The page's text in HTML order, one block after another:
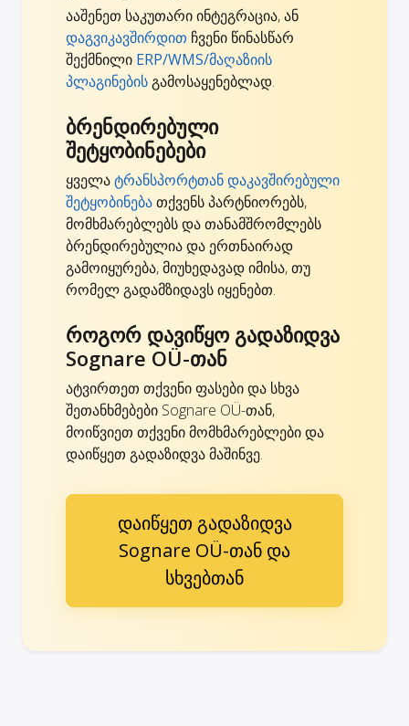
ააშენეთ საკუთარი ინტეგრაცია, ან
დაგვიკავშირდით ჩვენი წინასწარ
შექმნილი ERP/WMS/მაღაზიის
პლაგინებისგამოსაყენებლად.
ბრენდირებული
შეტყობინებები
ყველატრანსპორტთან დაკავშირებული
შეტყობინებათქვენს პარტნიორებს,
მომხმარებლებს და თანამშრომლებს
ბრენდირებულია და ერთნაირად
გამოიყურება, მიუხედავად იმისა, თუ
რომელ გადამზიდავს იყენებთ.
როგორ დავიწყო გადაზიდვა
Sognare OÜ-თან
ატვირთეთ თქვენი ფასები და სხვა
შეთანხმებები Sognare OÜ-თან,
მოიწვიეთ თქვენი მომხმარებლები და
დაიწყეთ გადაზიდვა მაშინვე.
დაიწყეთ გადაზიდვა
Sognare OÜ-თან და
სხვებთან